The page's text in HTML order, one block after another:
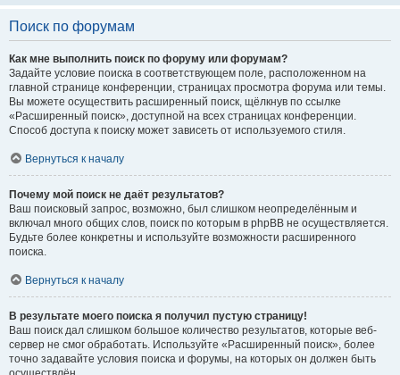
Поиск по форумам
Как мне выполнить поиск по форуму или форумам?
Задайте условие поиска в соответствующем поле, расположенном на
главной странице конференции, страницах просмотра форума или темы.
Вы можете осуществить расширенный поиск, щёлкнув по ссылке
«Расширенный поиск», доступной на всех страницах конференции.
Способ доступа к поиску может зависеть от используемого стиля.
Вернуться к началу
Почему мой поиск не даёт результатов?
Ваш поисковый запрос, возможно, был слишком неопределённым и
включал много общих слов, поиск по которым в phpBB не осуществляется.
Будьте более конкретны и используйте возможности расширенного
поиска.
Вернуться к началу
В результате моего поиска я получил пустую страницу!
Ваш поиск дал слишком большое количество результатов, которые веб-
сервер не смог обработать. Используйте «Расширенный поиск», более
точно задавайте условия поиска и форумы, на которых он должен быть